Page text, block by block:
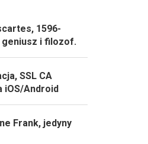
1596-
geniusz i filozof.
SSL CA
iOS/Android
Frank, jedyny